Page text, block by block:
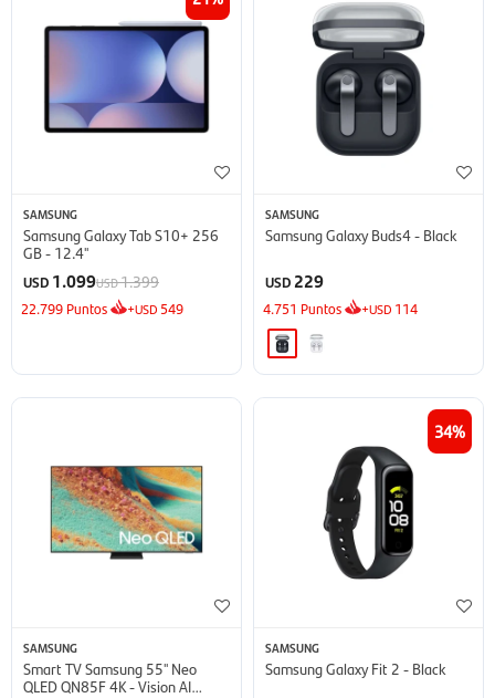
SAMSUNG
Samsung Galaxy Tab S10+ 256
GB - 12.4''
USD 1.099USD1.399
22.799 Puntos +USD 549
SAMSUNG
Samsung Galaxy Buds4 - Black
USD 229
4.751 Puntos +USD 114
SAMSUNG
Smart TV Samsung 55'' Neo
QLED QN85F 4K - Vision AI
34
SAMSUNG
Samsung Galaxy Fit 2 - Black